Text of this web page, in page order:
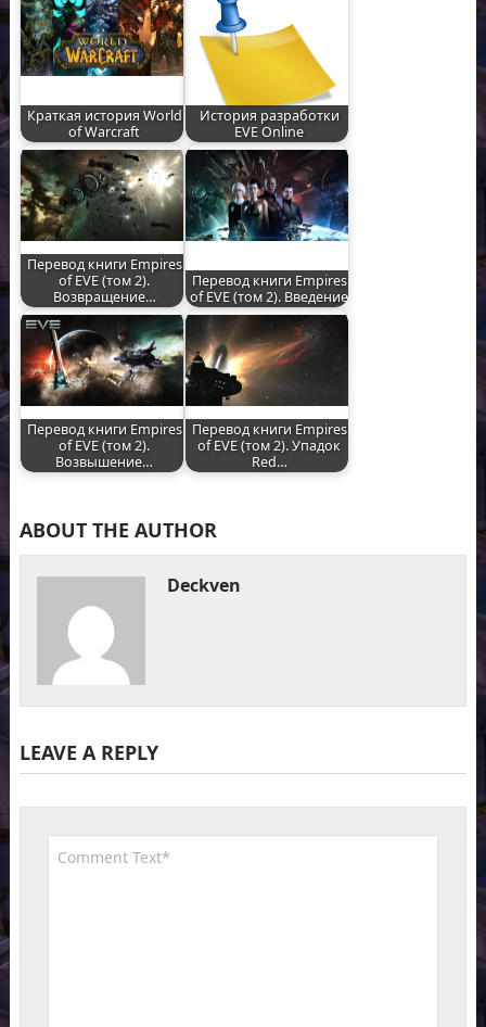
Краткая история World
of Warcraft
История разработки
EVE Online
Перевод книги Empires
of EVE (том 2).
Возвращение…
Перевод книги Empires
of EVE (том 2). Введение
Перевод книги Empires
of EVE (том 2).
Возвышение…
Перевод книги Empires
of EVE (том 2). Упадок
Red…
ABOUT THE AUTHOR
Deckven
LEAVE A REPLY